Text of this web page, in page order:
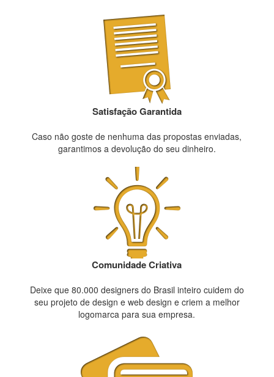
Satisfação Garantida
Caso não goste de nenhuma das propostas enviadas,
garantimos a devolução do seu dinheiro.
Comunidade Criativa
Deixe que 80.000 designers do Brasil inteiro cuidem do
seu projeto de design e web design e criem a melhor
logomarca para sua empresa.